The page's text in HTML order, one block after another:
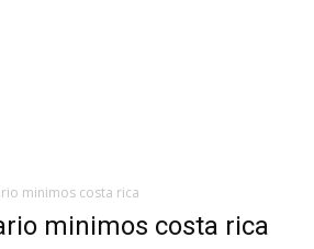
minimos costa rica
minimos costa rica